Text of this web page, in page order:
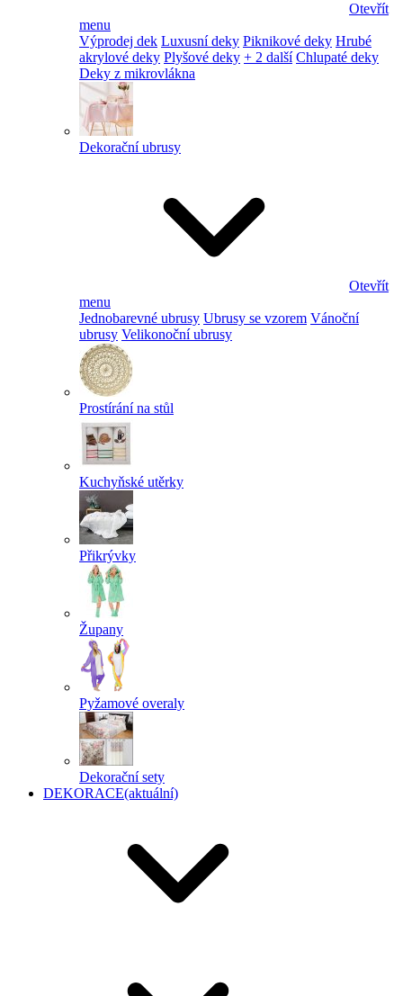
Otevřít
menu
Výprodej dek Luxusní deky Piknikové deky Hrubé
akrylové deky Plyšové deky + 2 další Chlupaté deky
Deky z mikrovlákna
Dekorační ubrusy
Otevřít
menu
Jednobarevné ubrusy Ubrusy se vzorem Vánoční
ubrusy Velikonoční ubrusy
Prostírání na stůl
Kuchyňské utěrky
Přikrývky
Župany
Pyžamové overaly
Dekorační sety
DEKORACE(aktuální)